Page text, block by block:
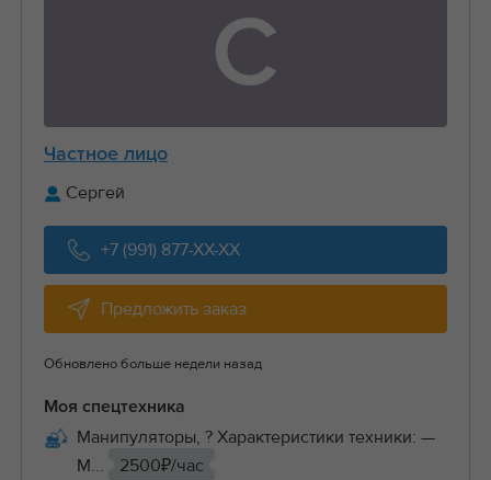
С
Частное лицо
Сергей
+7 (991) 877-XX-XX
Предложить заказ
Обновлено больше недели назад
Моя спецтехника
Манипуляторы, ? Характеристики техники: —
М...
2500₽/час